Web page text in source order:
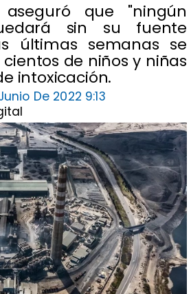
que "ningún
sin su fuente
últimas semanas se
de niños y niñas
intoxicación.
De 2022 9:13